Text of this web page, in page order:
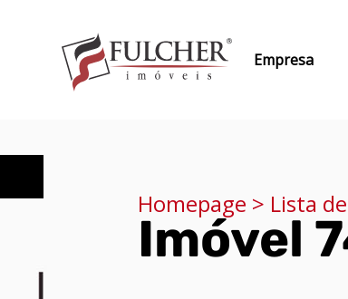
Empresa
Homepage > Lista
Imóvel